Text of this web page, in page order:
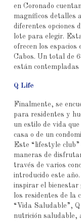
en Coronado
magníficos detalles
diferentes opciones
lote para elegir.
ofrecen los espacios
Cabos. Un total de
están contempladas
Q Life
Finalmente, se
para residentes y
un estilo de vida
casa o de un
Este “lifestyle club”
maneras de
través de varios
introducido este
inspirar el bienestar
los residentes de la
“Vida Saludable”,
nutrición saludable,